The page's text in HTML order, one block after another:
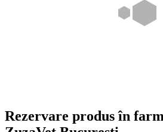
Rezervare produs în